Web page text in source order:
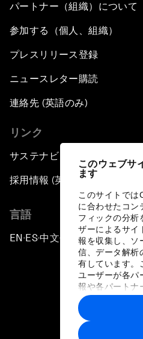
このウェブサ
ます
このサイトでは
に合わせたコン
フィックの分析
ザーによるサイ
報を収集し、ソ
信、データ解析
有しています。
ユーザーが各パ
報や各パートナ
に収集された
トナーによって
す。
パートナー（組織）について
参加する（個人、組織）
プレスリリース登録
ニュースレター購読
連絡先 (英語のみ)
リンク
サステナビリティへの取り組み
採用情報 (英語のみ)
言語
EN ▪ES▪中文▪ 日本語
プライバシーポリ